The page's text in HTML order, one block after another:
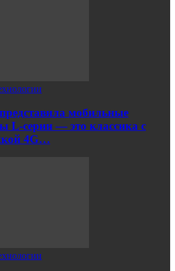
мобильные
L-серии — это классика с
4G…